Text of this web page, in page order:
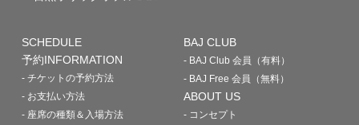
SCHEDULE
予約INFORMATION
- チケットの予約方法
- お支払い方法
- 座席の種類＆入場方法
BAJ CLUB
- BAJ Club 会員（有料）
- BAJ Free 会員（無料）
ABOUT US
- コンセプト